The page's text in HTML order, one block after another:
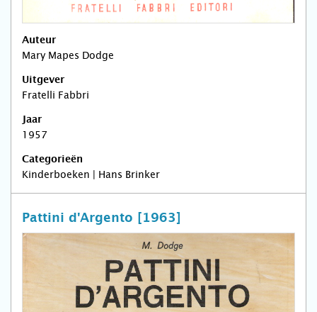
Auteur
Mary Mapes Dodge
Uitgever
Fratelli Fabbri
Jaar
1957
Categorieën
Kinderboeken | Hans Brinker
Pattini d'Argento [1963]